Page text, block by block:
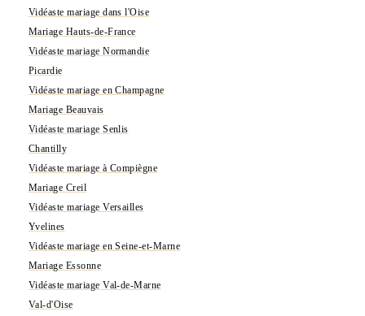
Vidéaste mariage dans l'Oise
Mariage Hauts-de-France
Vidéaste mariage Normandie
Picardie
Vidéaste mariage en Champagne
Mariage Beauvais
Vidéaste mariage Senlis
Chantilly
Vidéaste mariage à Compiègne
Mariage Creil
Vidéaste mariage Versailles
Yvelines
Vidéaste mariage en Seine-et-Marne
Mariage Essonne
Vidéaste mariage Val-de-Marne
Val-d'Oise